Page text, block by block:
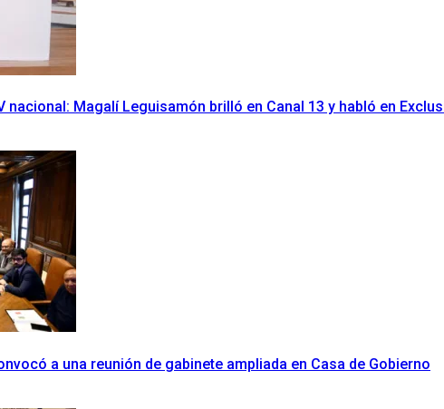
nacional: Magalí Leguisamón brilló en Canal 13 y habló en
a una reunión de gabinete ampliada en Casa de Gobierno